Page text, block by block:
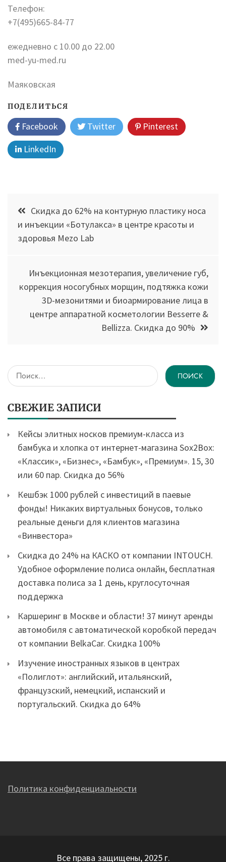
Телефон:
+7(495)665-84-77
ежедневно с 10.00 до 22.00
med-yu-med.ru
Маяковская
ПОДЕЛИТЬСЯ
Facebook Twitter
Pinterest
LinkedIn
Навигация
по
записям
Скидка до 62% на контурную пластику носа
и инъекции «Ботулакса» в центре красоты и
здоровья Mezo Lab
Инъекционная мезотерапия, увеличение губ,
коррекция носогубных морщин, подтяжка кожи
3D-мезонитями и биоармирование лица в
центре аппаратной косметологии Besserre &
Bellizza. Скидка до 90%
Найти:
СВЕЖИЕ ЗАПИСИ
Кейсы элитных носков премиум-класса из
бамбука и хлопка от интернет-магазина Sox2Box:
«Классик», «Бизнес», «Бамбук», «Премиум». 15, 30
или 60 пар. Скидка до 56%
Кешбэк 1000 рублей с инвестиций в паевые
фонды! Никаких виртуальных бонусов, только
реальные деньги для клиентов магазина
«Винвестора»
Скидка до 24% на КАСКО от компании INTOUCH.
Удобное оформление полиса онлайн, бесплатная
доставка полиса за 1 день, круглосуточная
поддержка
Каршеринг в Москве и области! 37 минут аренды
автомобиля с автоматической коробкой передач
от компании BelkaCar. Скидка 100%
Изучение иностранных языков в центрах
«Полиглот»: английский, итальянский,
французский, немецкий, испанский и
португальский. Скидка до 64%
Политика конфиденциальности
Все права защищены, 2025 г.